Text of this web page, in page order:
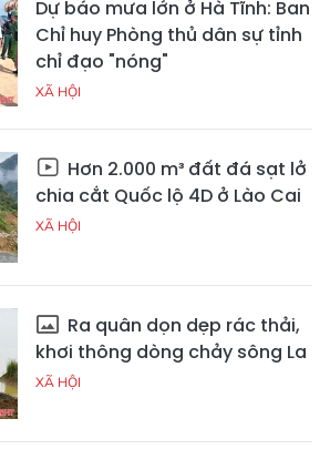
Dự báo mưa lớn ở Hà Tĩnh: Ban
Chỉ huy Phòng thủ dân sự tỉnh
chỉ đạo "nóng"
XÃ HỘI
Hơn 2.000 m³ đất đá sạt lở
chia cắt Quốc lộ 4D ở Lào Cai
XÃ HỘI
Ra quân dọn dẹp rác thải,
khơi thông dòng chảy sông La
XÃ HỘI